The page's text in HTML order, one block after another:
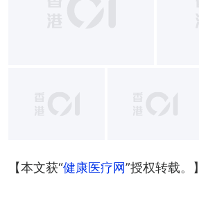
【本文获“健康医疗网”授权转载。】